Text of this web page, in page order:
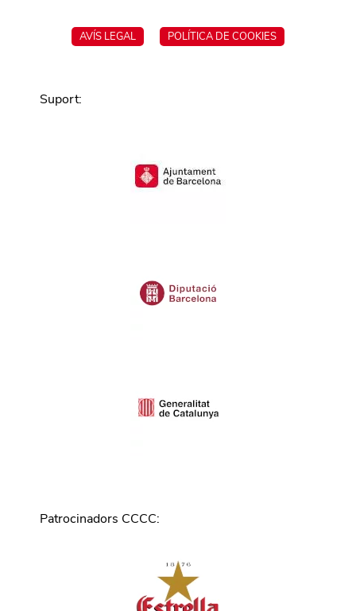
AVÍS LEGAL POLÍTICA DE COOKIES
Suport:
Patrocinadors CCCC: